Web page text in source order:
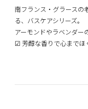
南フランス・グラースの
る、バスケアシリーズ。
アーモンドやラベンダー
☑︎ 芳醇な香りで心までほ